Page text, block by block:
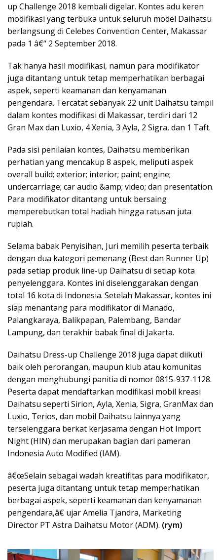
up Challenge 2018 kembali digelar. Kontes adu keren
modifikasi yang terbuka untuk seluruh model Daihatsu
berlangsung di Celebes Convention Center, Makassar
pada 1 â€“ 2 September 2018.
Tak hanya hasil modifikasi, namun para modifikator
juga ditantang untuk tetap memperhatikan berbagai
aspek, seperti keamanan dan kenyamanan
pengendara. Tercatat sebanyak 22 unit Daihatsu tampil
dalam kontes modifikasi di Makassar, terdiri dari 12
Gran Max dan Luxio, 4 Xenia, 3 Ayla, 2 Sigra, dan 1 Taft.
Pada sisi penilaian kontes, Daihatsu memberikan
perhatian yang mencakup 8 aspek, meliputi aspek
overall build; exterior; interior; paint; engine;
undercarriage; car audio &amp; video; dan presentation.
Para modifikator ditantang untuk bersaing
memperebutkan total hadiah hingga ratusan juta
rupiah.
Selama babak Penyisihan, Juri memilih peserta terbaik
dengan dua kategori pemenang (Best dan Runner Up)
pada setiap produk line-up Daihatsu di setiap kota
penyelenggara. Kontes ini diselenggarakan dengan
total 16 kota di Indonesia. Setelah Makassar, kontes ini
siap menantang para modifikator di Manado,
Palangkaraya, Balikpapan, Palembang, Bandar
Lampung, dan terakhir babak final di Jakarta.
Daihatsu Dress-up Challenge 2018 juga dapat diikuti
baik oleh perorangan, maupun klub atau komunitas
dengan menghubungi panitia di nomor 0815-937-1128.
Peserta dapat mendaftarkan modifikasi mobil kreasi
Daihatsu seperti Sirion, Ayla, Xenia, Sigra, GranMax dan
Luxio, Terios, dan mobil Daihatsu lainnya yang
terselenggara berkat kerjasama dengan Hot Import
Night (HIN) dan merupakan bagian dari pameran
Indonesia Auto Modified (IAM).
â€œSelain sebagai wadah kreatifitas para modifikator,
peserta juga ditantang untuk tetap memperhatikan
berbagai aspek, seperti keamanan dan kenyamanan
pengendara,â€ ujar Amelia Tjandra, Marketing
Director PT Astra Daihatsu Motor (ADM). (rym)